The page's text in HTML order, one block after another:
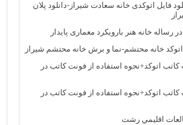
فایل اتوکدی خانه سعادت شیراز-دانلود پلان
دررساله خانه هنر بارویکرد معماری پایدار
اتوکد خانه محتشم-نما و برش خانه محتشم شیراز
کاتب اتوکد+نحوه استفاده از فونت کاتب در
کاتب اتوکد+نحوه استفاده از فونت کاتب در
اقليمي رشت